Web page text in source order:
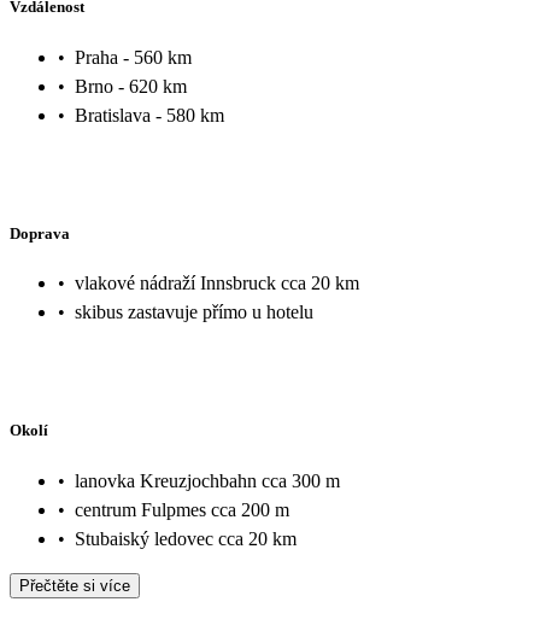
Vzdálenost
• Praha - 560 km
• Brno - 620 km
• Bratislava - 580 km
Doprava
• vlakové nádraží Innsbruck cca 20 km
• skibus zastavuje přímo u hotelu
Okolí
• lanovka Kreuzjochbahn cca 300 m
• centrum Fulpmes cca 200 m
• Stubaiský ledovec cca 20 km
Přečtěte si více